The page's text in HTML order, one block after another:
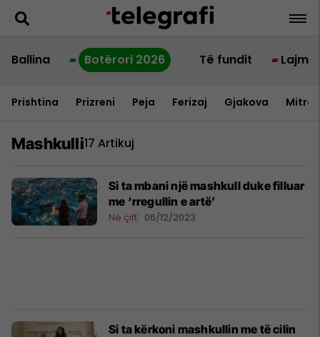
Ballina Botërori 2026 Të fundit Lajme
Prishtina Prizreni Peja Ferizaj Gjakova
Mashkulli17 Artikuj
Si ta mbani një mashkull duke filluar
me ‘rregullin e artë’
Në çift 06/12/2023
Si ta kërkoni mashkullin me të cilin